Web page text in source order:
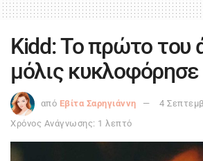
Kidd: Το πρώτο του
μόλις κυκλοφόρησε
από Εβίτα Σαρηγιάννη
4
Χρόνος Ανάγνωσης: 1 λεπτό